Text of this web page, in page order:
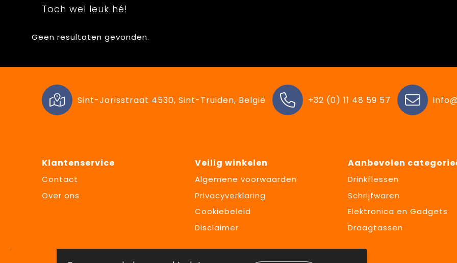
Toch wel leuk hé!
Geen resultaten gevonden.
Sint-Jorisstraat 4530, Sint-Truiden, België +32 (0) 11 48 59 57
Klantenservice
Contact
Over ons
Veilig winkelen
Algemene voorwaarden
Privacyverklaring
Cookiebeleid
Disclaimer
Aanbevolen
Drinkflessen
Schrijfwaren
Elektronica en Gadgets
Draagtassen